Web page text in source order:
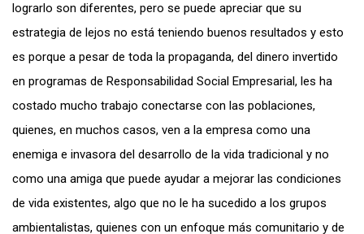
lograrlo son diferentes, pero se puede apreciar que su
estrategia de lejos no está teniendo buenos resultados y esto
es porque a pesar de toda la propaganda, del dinero invertido
en programas de Responsabilidad Social Empresarial, les ha
costado mucho trabajo conectarse con las poblaciones,
quienes, en muchos casos, ven a la empresa como una
enemiga e invasora del desarrollo de la vida tradicional y no
como una amiga que puede ayudar a mejorar las condiciones
de vida existentes, algo que no le ha sucedido a los grupos
ambientalistas, quienes con un enfoque más comunitario y de